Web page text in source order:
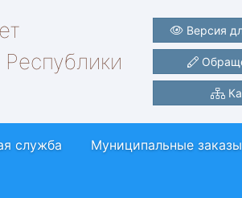
Версия
служба Муниципальные заказы